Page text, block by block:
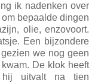
ik nadenken over
bepaalde dingen
olie, enzovoort.
Een bijzondere
we nog geen
De klok heeft
hij uitvalt na tien